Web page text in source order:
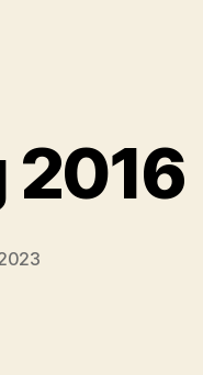
2016